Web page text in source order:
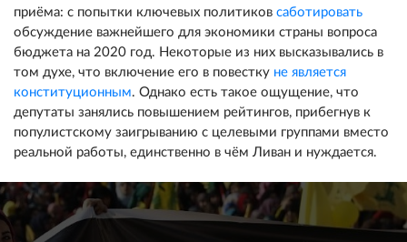
приёма: с попытки ключевых политиков саботировать
обсуждение важнейшего для экономики страны вопроса
бюджета на 2020 год. Некоторые из них высказывались в
том духе, что включение его в повестку не является
конституционным. Однако есть такое ощущение, что
депутаты занялись повышением рейтингов, прибегнув к
популистскому заигрыванию с целевыми группами вместо
реальной работы, единственно в чём Ливан и нуждается.